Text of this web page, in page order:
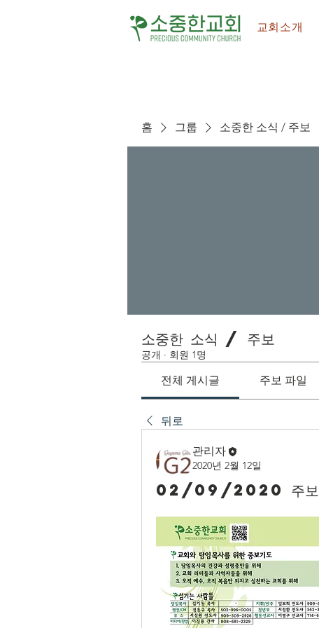
교회소개
홈 그룹 소중한 소식 / 주보
소중한 소식 / 주보
공개 · 회원 1명
전체 게시글 주보 파일
뒤로
관리자
2020년 2월 12일
02/09/2020 주보